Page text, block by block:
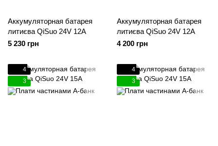
Аккумуляторная батарея
литиєва QiSuo 24V 12A
5 230 грн
Аккумуляторная батарея
литиєва QiSuo 24V 12A
4 200 грн
4
3
4
3